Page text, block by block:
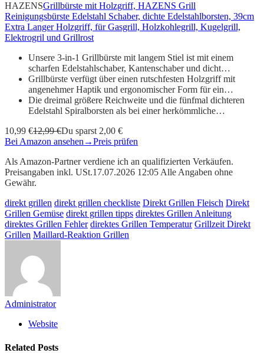
HAZENSGrillbürste mit Holzgriff, HAZENS Grill
Reinigungsbürste Edelstahl Schaber, dichte Edelstahlborsten, 39cm
Extra Langer Holzgriff, für Gasgrill, Holzkohlegrill, Kugelgrill,
Elektrogril und Grillrost
Unsere 3-in-1 Grillbürste mit langem Stiel ist mit einem
scharfen Edelstahlschaber, Kantenschaber und dicht…
Grillbürste verfügt über einen rutschfesten Holzgriff mit
angenehmer Haptik und ergonomischer Form für ein…
Die dreimal größere Reichweite und die fünfmal dichteren
Edelstahl Spiralborsten als bei einer herkömmliche…
10,99 €12,99 €Du sparst 2,00 €
Bei Amazon ansehen →Preis prüfen
Als Amazon-Partner verdiene ich an qualifizierten Verkäufen.
Preisangaben inkl. USt.17.07.2026 12:05 Alle Angaben ohne
Gewähr.
direkt grillen direkt grillen checkliste Direkt Grillen Fleisch Direkt
Grillen Gemüse direkt grillen tipps direktes Grillen Anleitung
direktes Grillen Fehler direktes Grillen Temperatur Grillzeit Direkt
Grillen Maillard-Reaktion Grillen
Administrator
Website
Related Posts